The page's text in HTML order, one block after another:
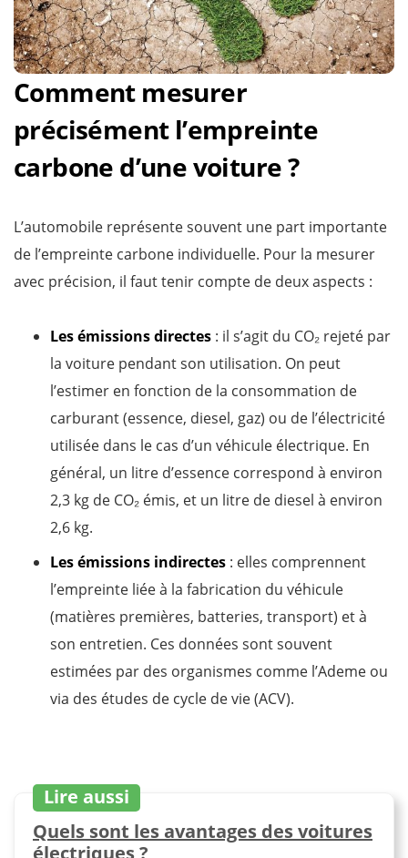
Comment mesurer
précisément l’empreinte
carbone d’une voiture ?
L’automobile représente souvent une part importante
de l’empreinte carbone individuelle. Pour la mesurer
avec précision, il faut tenir compte de deux aspects :
Les émissions directes : il s’agit du CO₂ rejeté par
la voiture pendant son utilisation. On peut
l’estimer en fonction de la consommation de
carburant (essence, diesel, gaz) ou de l’électricité
utilisée dans le cas d’un véhicule électrique. En
général, un litre d’essence correspond à environ
2,3 kg de CO₂ émis, et un litre de diesel à environ
2,6 kg.
Les émissions indirectes : elles comprennent
l’empreinte liée à la fabrication du véhicule
(matières premières, batteries, transport) et à
son entretien. Ces données sont souvent
estimées par des organismes comme l’Ademe ou
via des études de cycle de vie (ACV).
Lire aussi
Quels sont les avantages des voitures
électriques ?